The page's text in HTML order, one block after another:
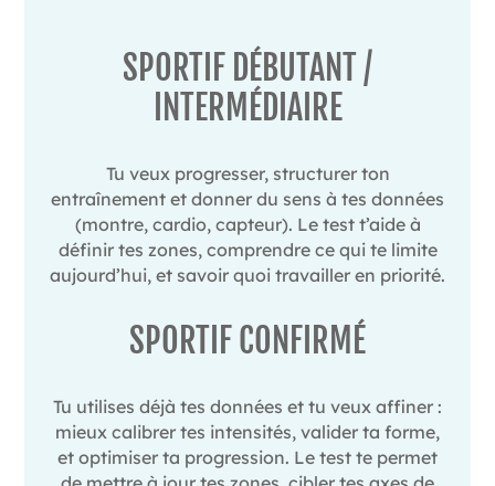
SPORTIF DÉBUTANT /
INTERMÉDIAIRE
Tu veux progresser, structurer ton
entraînement et donner du sens à tes données
(montre, cardio, capteur). Le test t’aide à
définir tes zones, comprendre ce qui te limite
aujourd’hui, et savoir quoi travailler en priorité.
SPORTIF CONFIRMÉ
Tu utilises déjà tes données et tu veux affiner :
mieux calibrer tes intensités, valider ta forme,
et optimiser ta progression. Le test te permet